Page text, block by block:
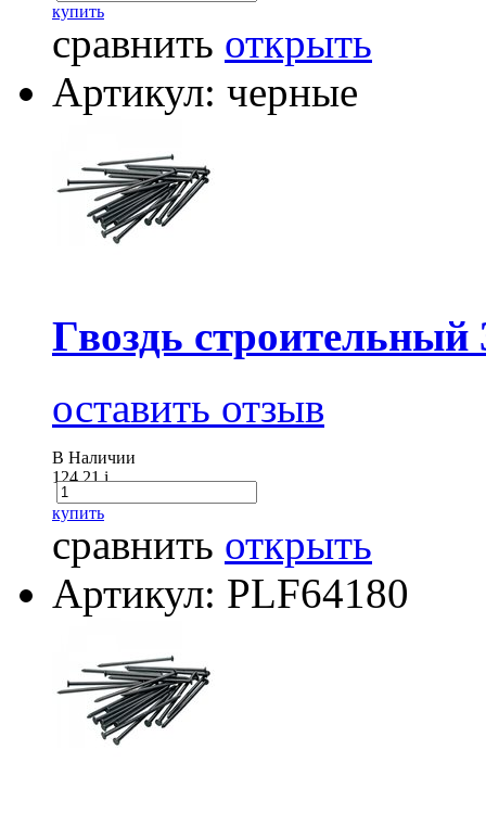
купить
сравнить открыть
Артикул: черные
Гвоздь строительный
оставить отзыв
В Наличии
124.21i
купить
сравнить открыть
Артикул: PLF64180